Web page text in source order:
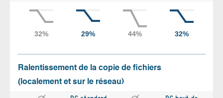
Ralentissement de la copie de fichiers
(localement et sur le réseau)